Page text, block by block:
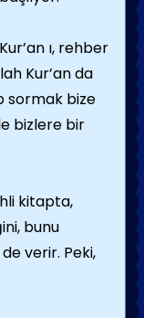
ı, rehber
Kur’an da
sormak bize
bizlere bir
kitapta,
bunu
verir. Peki,